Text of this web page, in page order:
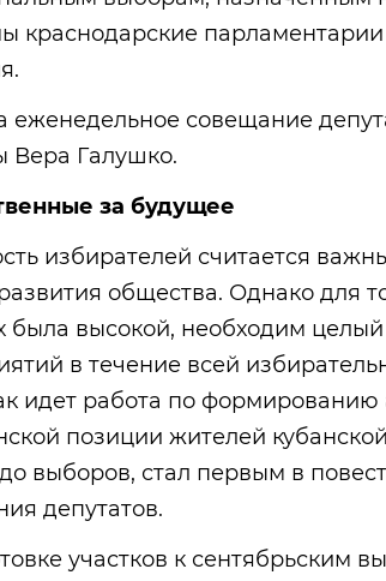
краснодарские
еженедельное совещание
Вера Галушко.
за будущее
избирателей считается
общества. Однако для
была высокой, необходим
в течение всей
идет работа по формированию
позиции жителей
выборов, стал первым в
депутатов.
участков к сентябрьским